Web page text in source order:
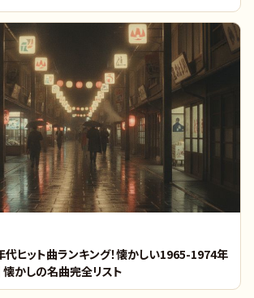
代ヒット曲ランキング！懐かしい1965-1974年
かしの名曲完全リスト